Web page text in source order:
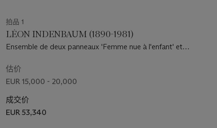
拍品 1
LÉON INDENBAUM (1890-1981)
Ensemble de deux panneaux 'Femme nue à l'enfant' et
估价
EUR 15,000 - 20,000
成交价
EUR 53,340